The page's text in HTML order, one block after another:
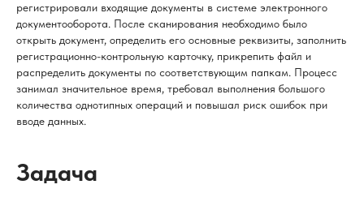
регистрировали входящие документы в системе электронного
документооборота. После сканирования необходимо было
открыть документ, определить его основные реквизиты, заполнить
регистрационно-контрольную карточку, прикрепить файл и
распределить документы по соответствующим папкам. Процесс
занимал значительное время, требовал выполнения большого
количества однотипных операций и повышал риск ошибок при
вводе данных.
Задача